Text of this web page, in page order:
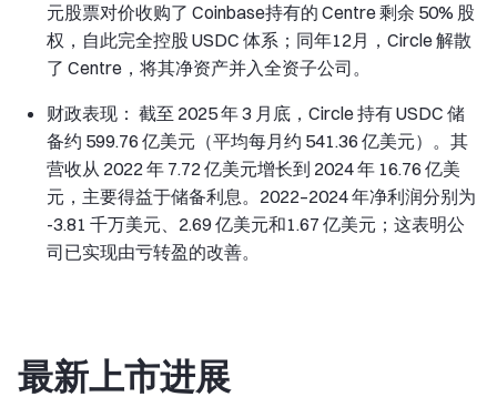
元股票对价收购了 Coinbase持有的 Centre 剩余 50% 股
权，自此完全控股 USDC 体系；同年12月，Circle 解散
了 Centre，将其净资产并入全资子公司。
财政表现： 截至 2025 年 3 月底，Circle 持有 USDC 储
备约 599.76 亿美元（平均每月约 541.36 亿美元）。其
营收从 2022 年 7.72 亿美元增长到 2024 年 16.76 亿美
元，主要得益于储备利息。2022–2024 年净利润分别为
-3.81 千万美元、2.69 亿美元和1.67 亿美元；这表明公
司已实现由亏转盈的改善。
最新上市进展